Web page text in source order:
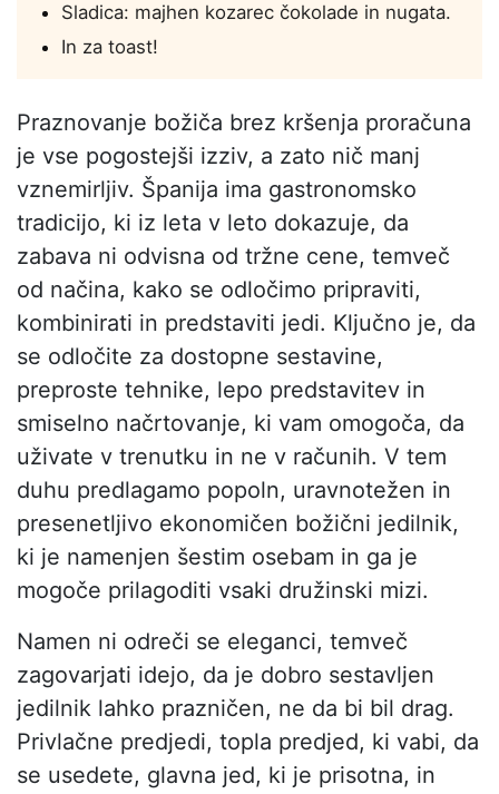
Sladica: majhen kozarec čokolade in nugata.
In za toast!
Praznovanje božiča brez kršenja proračuna
je vse pogostejši izziv, a zato nič manj
vznemirljiv. Španija ima gastronomsko
tradicijo, ki iz leta v leto dokazuje, da
zabava ni odvisna od tržne cene, temveč
od načina, kako se odločimo pripraviti,
kombinirati in predstaviti jedi. Ključno je, da
se odločite za dostopne sestavine,
preproste tehnike, lepo predstavitev in
smiselno načrtovanje, ki vam omogoča, da
uživate v trenutku in ne v računih. V tem
duhu predlagamo popoln, uravnotežen in
presenetljivo ekonomičen božični jedilnik,
ki je namenjen šestim osebam in ga je
mogoče prilagoditi vsaki družinski mizi.
Namen ni odreči se eleganci, temveč
zagovarjati idejo, da je dobro sestavljen
jedilnik lahko prazničen, ne da bi bil drag.
Privlačne predjedi, topla predjed, ki vabi, da
se usedete, glavna jed, ki je prisotna, in